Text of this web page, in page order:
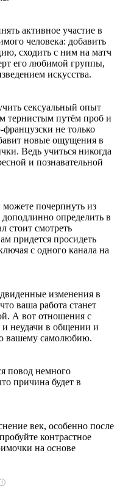
активное участие в
человека: добавить
сходить с ним на матч
его любимой группы,
искусства.
сексуальный опыт
тернистым путём проб и
не только
новые ощущения в
Ведь учиться никогда
и познавательной
почерпнуть из
определить в
стоит смотреть
придется просидеть
с одного канала на
изменения в
ваша работа станет
А вот отношения с
и неудачи в общении и
вашему самолюбию.
повод немного
причина будет в
век, особенно после
контрастное
на основе
i